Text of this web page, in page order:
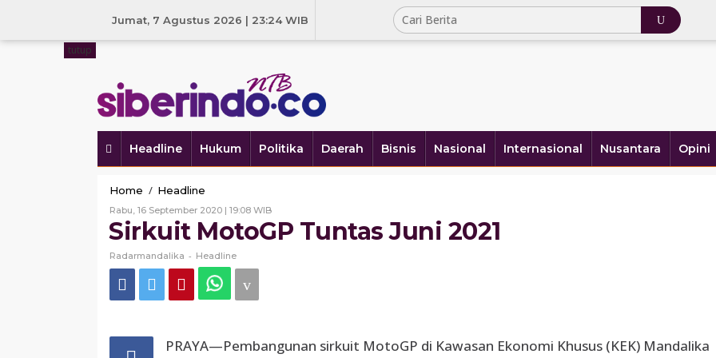
Jumat, 7 Agustus 2026 | 23:24 WIB
Headline Hukum Politika Daerah Bisnis Nasional Internasional Nusantara Opini
tutup
Home / Headline
MotoGP
Tuntas
Juni
Rabu, 16 September 2020 | 19:08 WIBOleh
Radarmandalika
Sirkuit MotoGP Tuntas Juni 2021
Radarmandalika - Headline
PRAYA—Pembangunan sirkuit MotoGP di Kawasan Ekonomi Khusus (KEK) Mandalika